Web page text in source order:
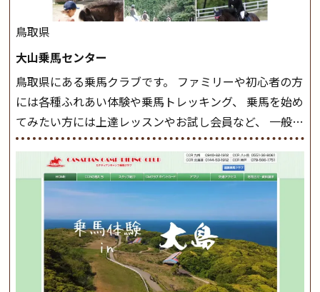
クラスで常歩(なみあし)や 速歩、駈歩の初歩をマスター
したら、 次は部班にて駈歩を含めた誘導練習を行いま
しょう。 ステップクラス ホップクラスまでに練習した
の扶助操作や誘導方法を身につけましょう。 注意事項
◆馬場使用状況により、使用する馬場はこちらで決定い
たしますのでご了承ください ◆基本は雨天決行です
が、落雷・強風等のより、安全上急遽中止させていただ
く場合がございます。 ◆三木ホースランドパークの協議
会や講習会等により、一部レッスンが中止になる場合が
ございます。 その際、ご予約いただいている皆様には事
前にご連絡いたします。MIKIホーストレックのツアー
はこちら
鳥取県
大山乗馬センター
鳥取県にある乗馬クラブです。 ファミリーや初心者の方
には各種ふれあい体験や乗馬トレッキング、 乗馬を始め
てみたい方には上達レッスンやお試し会員など、 一般の
方に幅広くお楽しみいただける施設を目指しています。
また、お手軽（低価格）に会員になったり自分の馬を持
つことのできる乗馬クラブでもあり、 健康や趣味、スポ
ーツ競技として、老若男女様々な方が、日々乗馬をお楽
しみいただいています。 なお、ゴールデンウィークと夏
休み期間中は無休で営業していますので、ぜひご家族で
お越しください！大山乗馬センターの紹介記事はこち